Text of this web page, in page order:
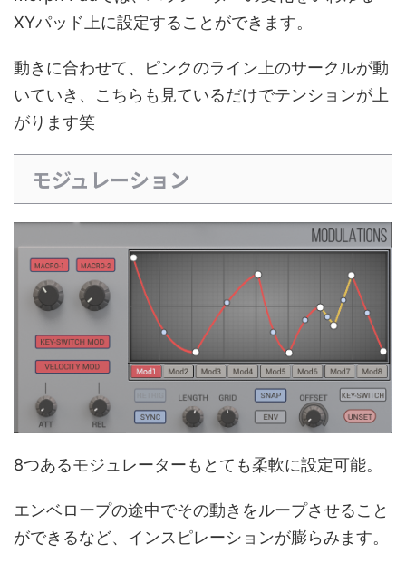
XYパッド上に設定することができます。
動きに合わせて、ピンクのライン上のサークルが動
いていき、こちらも見ているだけでテンションが上
がります笑
モジュレーション
8つあるモジュレーターもとても柔軟に設定可能。
エンベロープの途中でその動きをループさせること
ができるなど、インスピレーションが膨らみます。